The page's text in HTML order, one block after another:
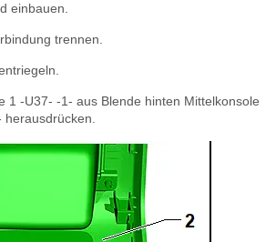
einbauen.
trennen.
1 -U37- -1- aus Blende hinten Mittelkonsole